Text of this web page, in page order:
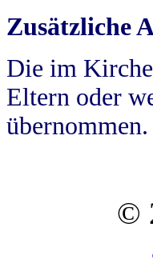
Zusätzliche
Die im
Eltern oder
übernommen.
©